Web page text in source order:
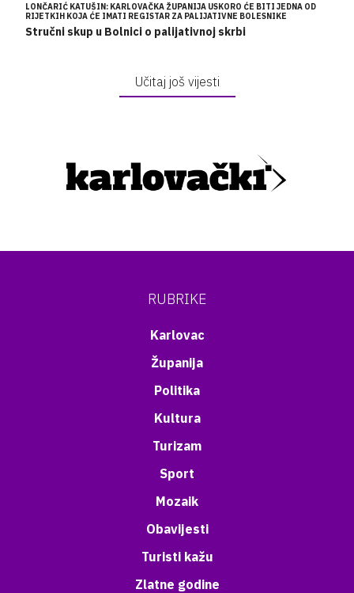
LONČARIĆ KATUŠIN: KARLOVAČKA ŽUPANIJA USKORO ĆE BITI JEDNA OD
RIJETKIH KOJA ĆE IMATI REGISTAR ZA PALIJATIVNE BOLESNIKE
Stručni skup u Bolnici o palijativnoj skrbi
Učitaj još vijesti
RUBRIKE
Karlovac
Županija
Politika
Kultura
Turizam
Sport
Mozaik
Obavijesti
Turisti kažu
Zlatne godine